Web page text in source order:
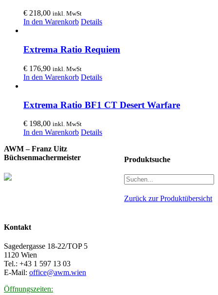
€ 218,00 inkl. MwSt
In den Warenkorb Details
Extrema Ratio Requiem
€ 176,90 inkl. MwSt
In den Warenkorb Details
Extrema Ratio BF1 CT Desert Warfare
€ 198,00 inkl. MwSt
In den Warenkorb Details
Produktsuche
Zurück zur Produktübersicht
AWM – Franz Uitz
Büchsenmachermeister
Kontakt
Sagedergasse 18-22/TOP 5
1120 Wien
Tel.: +43 1 597 13 03
E-Mail: office@awm.wien
Öffnungszeiten: